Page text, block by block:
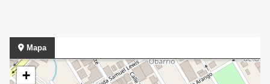
Mapa
+